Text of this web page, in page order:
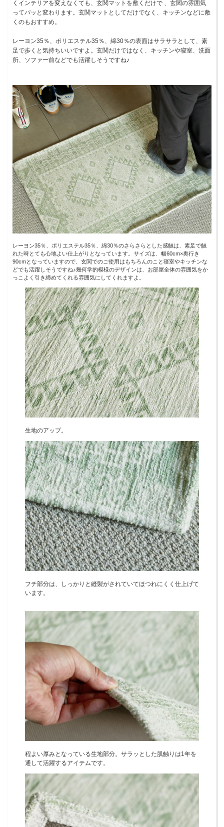
くインテリアを変えなくても、玄関マットを敷くだけで 、玄関の雰囲気
ってパッと変わります。玄関マットとしてだけでなく、キッチンなどに敷
くのもおすすめ。
レーヨン35％、ポリエステル35％、綿30％の表面はサラサラとして、素
足で歩くと気持ちいいですよ。玄関だけではなく、キッチンや寝室、洗面
所、ソファー前などでも活躍しそうですね♪
レーヨン35％、ポリエステル35％、綿30％のさらさらとした感触は、素足で触
れた時とても心地よい仕上がりとなっています。サイズは、幅60cm×奥行き
90cmとなっていますので、玄関でのご使用はもちろんのこと寝室やキッチンな
どでも活躍しそうですね♪幾何学的模様のデザインは、お部屋全体の雰囲気をか
っこよく引き締めてくれる雰囲気にしてくれますよ。
生地のアップ。
フチ部分は、しっかりと縫製がされていてほつれにくく仕上げて
います。
程よい厚みとなっている生地部分。サラッとした肌触りは1年を
通して活躍するアイテムです。